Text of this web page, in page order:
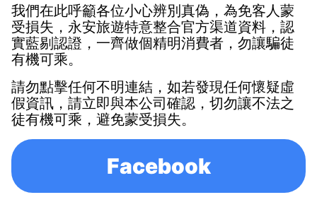
我們在此呼籲各位小心辨別真偽， 為免客人蒙
受損失，永安旅遊特意整合官方渠道資料，認
實藍剔認證，一齊做個精明消費者，勿讓騙徒
有機可乘。
請勿點擊任何不明連結，如若發現任何懷疑虛
假資訊，請立即與本公司確認，切勿讓不法之
徒有機可乘，避免蒙受損失。
Facebook